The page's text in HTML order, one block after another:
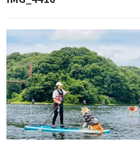
資格取得・協会規約
ドッグサップをはじめよう
ニュース
フォト＆ムービー
お問い合わせ